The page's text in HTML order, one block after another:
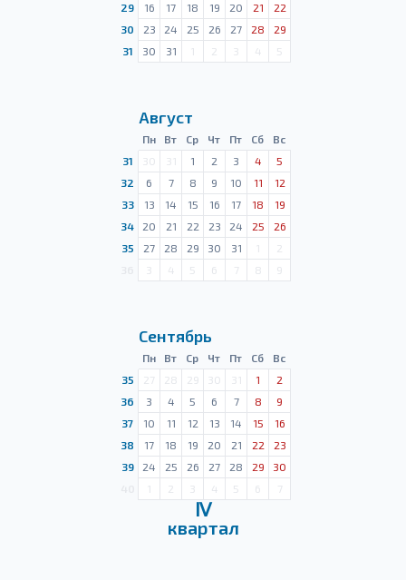
29
16 17 18 19 20 21
22
30
23 24 25 26 27 28
29
31
30 31 1 2 3 4 5
Август
Пн Вт Ср Чт Пт Сб
Вс
31
30 31 1 2 3 4
5
32
6 7 8 9 10 11
12
33
13 14 15 16 17 18
19
34
20 21 22 23 24 25
26
35
27 28 29 30 31 1
2
3 4 5 6 7 8 9
Сентябрь
Пн Вт Ср Чт Пт Сб
Вс
35
27 28 29 30 31 1
2
36
3 4 5 6 7 8
9
37
10 11 12 13 14 15
16
38
17 18 19 20 21 22
23
39
24 25 26 27 28 29
30
1 2 3 4 5 6 7
Ⅳ
квартал